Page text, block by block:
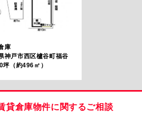
庫
神戸市西区櫨谷町福谷
坪（約496㎡）
貸倉庫物件に関するご相談